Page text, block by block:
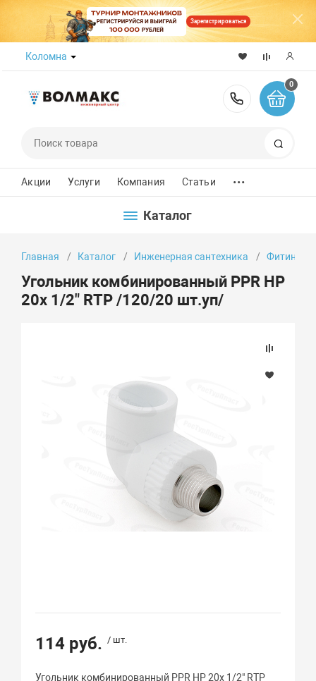
Зарегистрироваться
Коломна
8 (800)
0
Акции Услуги Компания Статьи ...
Каталог
Главная Каталог Инженерная сантехника Фитинги
Угольник комбинированный PPR НР
20х 1/2" RTP /120/20 шт.уп/
114 руб. / шт.
Угольник комбинированный PPR НР 20х 1/2" RTP